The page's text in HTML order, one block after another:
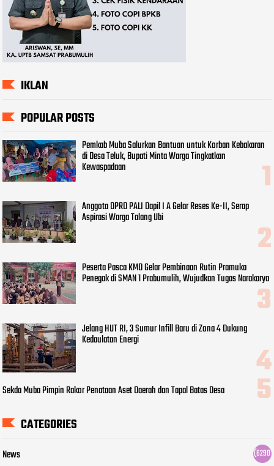
IKLAN
POPULAR POSTS
Pemkab Muba Salurkan Bantuan untuk Korban Kebakaran
di Desa Teluk, Bupati Minta Warga Tingkatkan
Kewaspadaan
Anggota DPRD PALI Dapil I A Gelar Reses Ke-II, Serap
Aspirasi Warga Talang Ubi
Peserta Pasca KMD Gelar Pembinaan Rutin Pramuka
Penegak di SMAN 1 Prabumulih, Wujudkan Tugas Narakarya
Jelang HUT RI, 3 Sumur Infill Baru di Zona 4 Dukung
Kedaulatan Energi
Sekda Muba Pimpin Rakor Penataan Aset Daerah dan Tapal Batas Desa
CATEGORIES
News
(6290